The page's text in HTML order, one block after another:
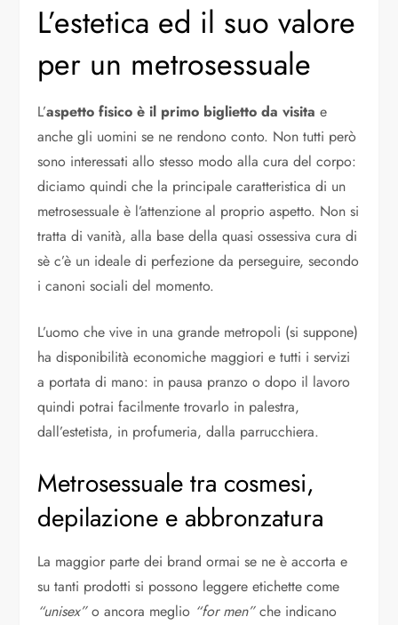
L’estetica ed il suo valore
per un metrosessuale
L’aspetto fisico è il primo biglietto da visita e
anche gli uomini se ne rendono conto. Non tutti però
sono interessati allo stesso modo alla cura del corpo:
diciamo quindi che la principale caratteristica di un
metrosessuale è l’attenzione al proprio aspetto. Non si
tratta di vanità, alla base della quasi ossessiva cura di
sè c’è un ideale di perfezione da perseguire, secondo
i canoni sociali del momento.
L’uomo che vive in una grande metropoli (si suppone)
ha disponibilità economiche maggiori e tutti i servizi
a portata di mano: in pausa pranzo o dopo il lavoro
quindi potrai facilmente trovarlo in palestra,
dall’estetista, in profumeria, dalla parrucchiera.
Metrosessuale tra cosmesi,
depilazione e abbronzatura
La maggior parte dei brand ormai se ne è accorta e
su tanti prodotti si possono leggere etichette come
“unisex”o ancora meglio “for men”che indicano